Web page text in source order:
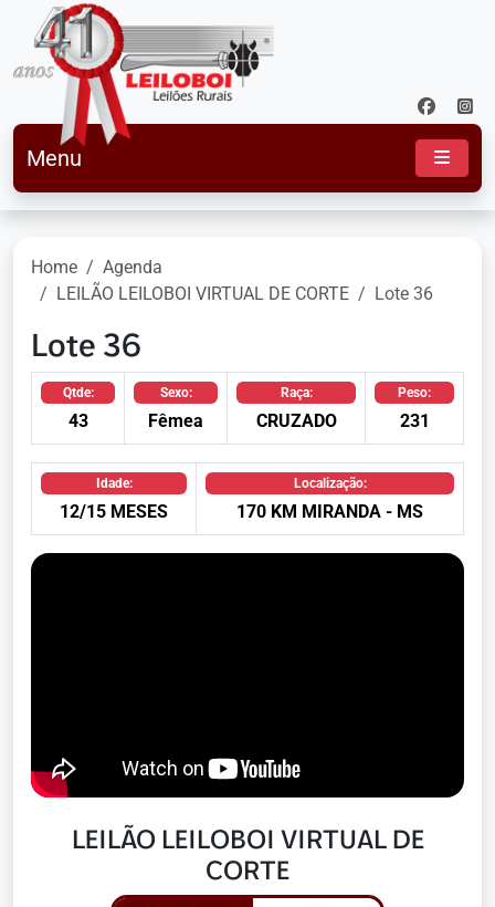
Menu
Home
Agenda
LEILÃO LEILOBOI VIRTUAL DE CORTE
Lote 36
Lote 36
Qtde:
43
Sexo:
Fêmea
Raça:
CRUZADO
Peso:
231
Idade:
12/15 MESES
Localização:
170 KM MIRANDA - MS
LEILÃO LEILOBOI VIRTUAL DE
CORTE